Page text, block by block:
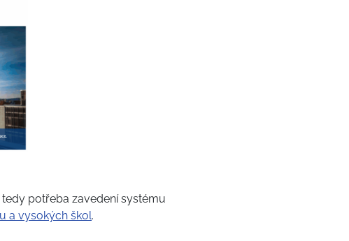
potřeba zavedení systému
a vysokých škol.